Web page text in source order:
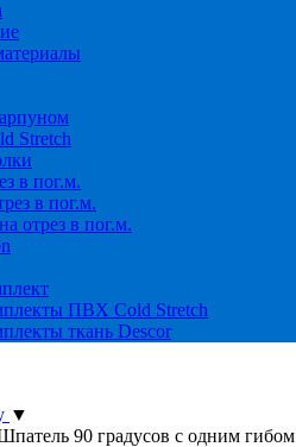
Stretch
в пог.м.
в пог.м.
отрез в пог.м.
ПВХ Cold Stretch
ткань Descor
▼
90 градусов с одним гибом